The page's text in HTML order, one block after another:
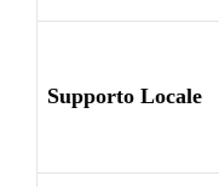
Supporto Locale